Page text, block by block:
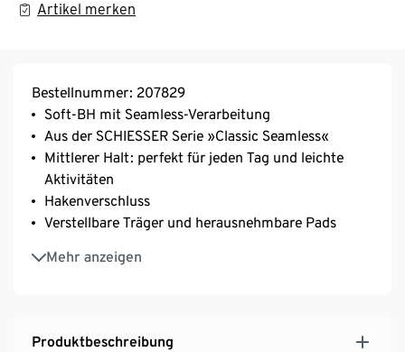
Artikel merken
Bestellnummer: 207829
Soft-BH mit Seamless-Verarbeitung
Aus der SCHIESSER Serie »Classic Seamless«
Mittlerer Halt: perfekt für jeden Tag und leichte
Aktivitäten
Hakenverschluss
Verstellbare Träger und herausnehmbare Pads
Mehr anzeigen
Elastische Microqualität
Produktbeschreibung